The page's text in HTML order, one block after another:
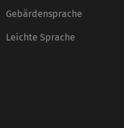
Gebärdensprache
Leichte Sprache